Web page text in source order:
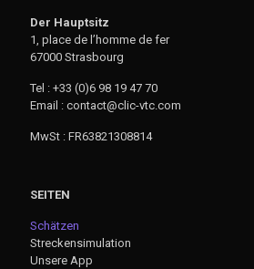
Der Hauptsitz
1, place de l’homme de fer
67000 Strasbourg
Tel : +33 (0)6 98 19 47 70
Email : contact@clic-vtc.com
MwSt : FR63821308814
SEITEN
Schätzen
Streckensimulation
Unsere App